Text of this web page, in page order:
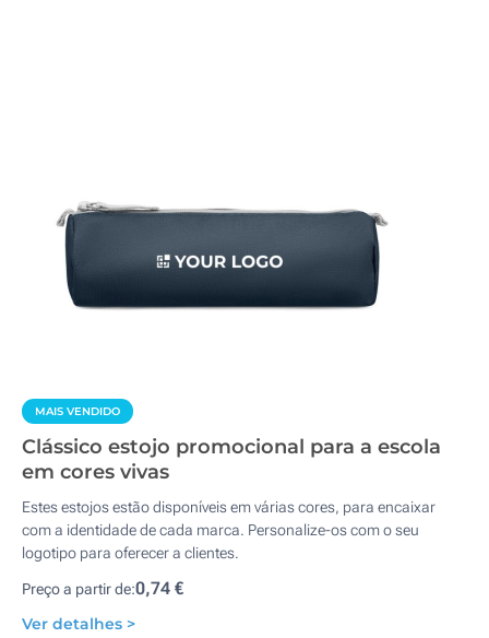
MAIS VENDIDO
Clássico estojo promocional para a escola
em cores vivas
Estes estojos estão disponíveis em várias cores, para encaixar
com a identidade de cada marca. Personalize-os com o seu
logotipo para oferecer a clientes.
Preço a partir de:0,74 €
Ver detalhes >